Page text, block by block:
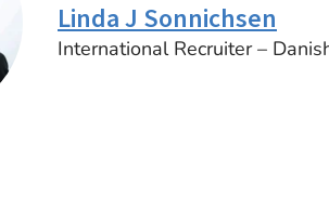
Linda J Sonnichsen
International Recruiter –